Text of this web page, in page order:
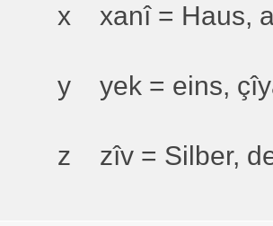
x xanî = Haus,
y yek = eins,
z zîv = Silber,